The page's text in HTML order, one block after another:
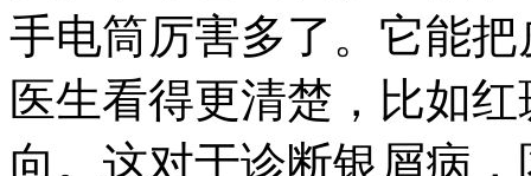
手电筒厉害多了。它能
医生看得更清楚，比如
向。这对于诊断银屑病